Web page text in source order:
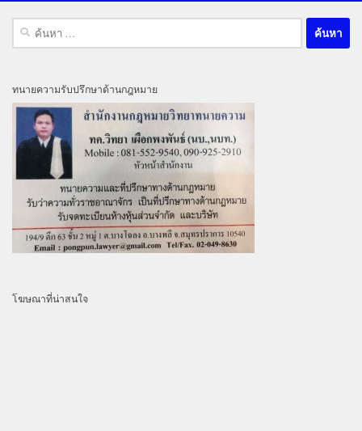
ค้นหา
สำหรับ:
ทนายความรับปรึกษาด้านกฎหมาย
โฆษณาที่น่าสนใจ